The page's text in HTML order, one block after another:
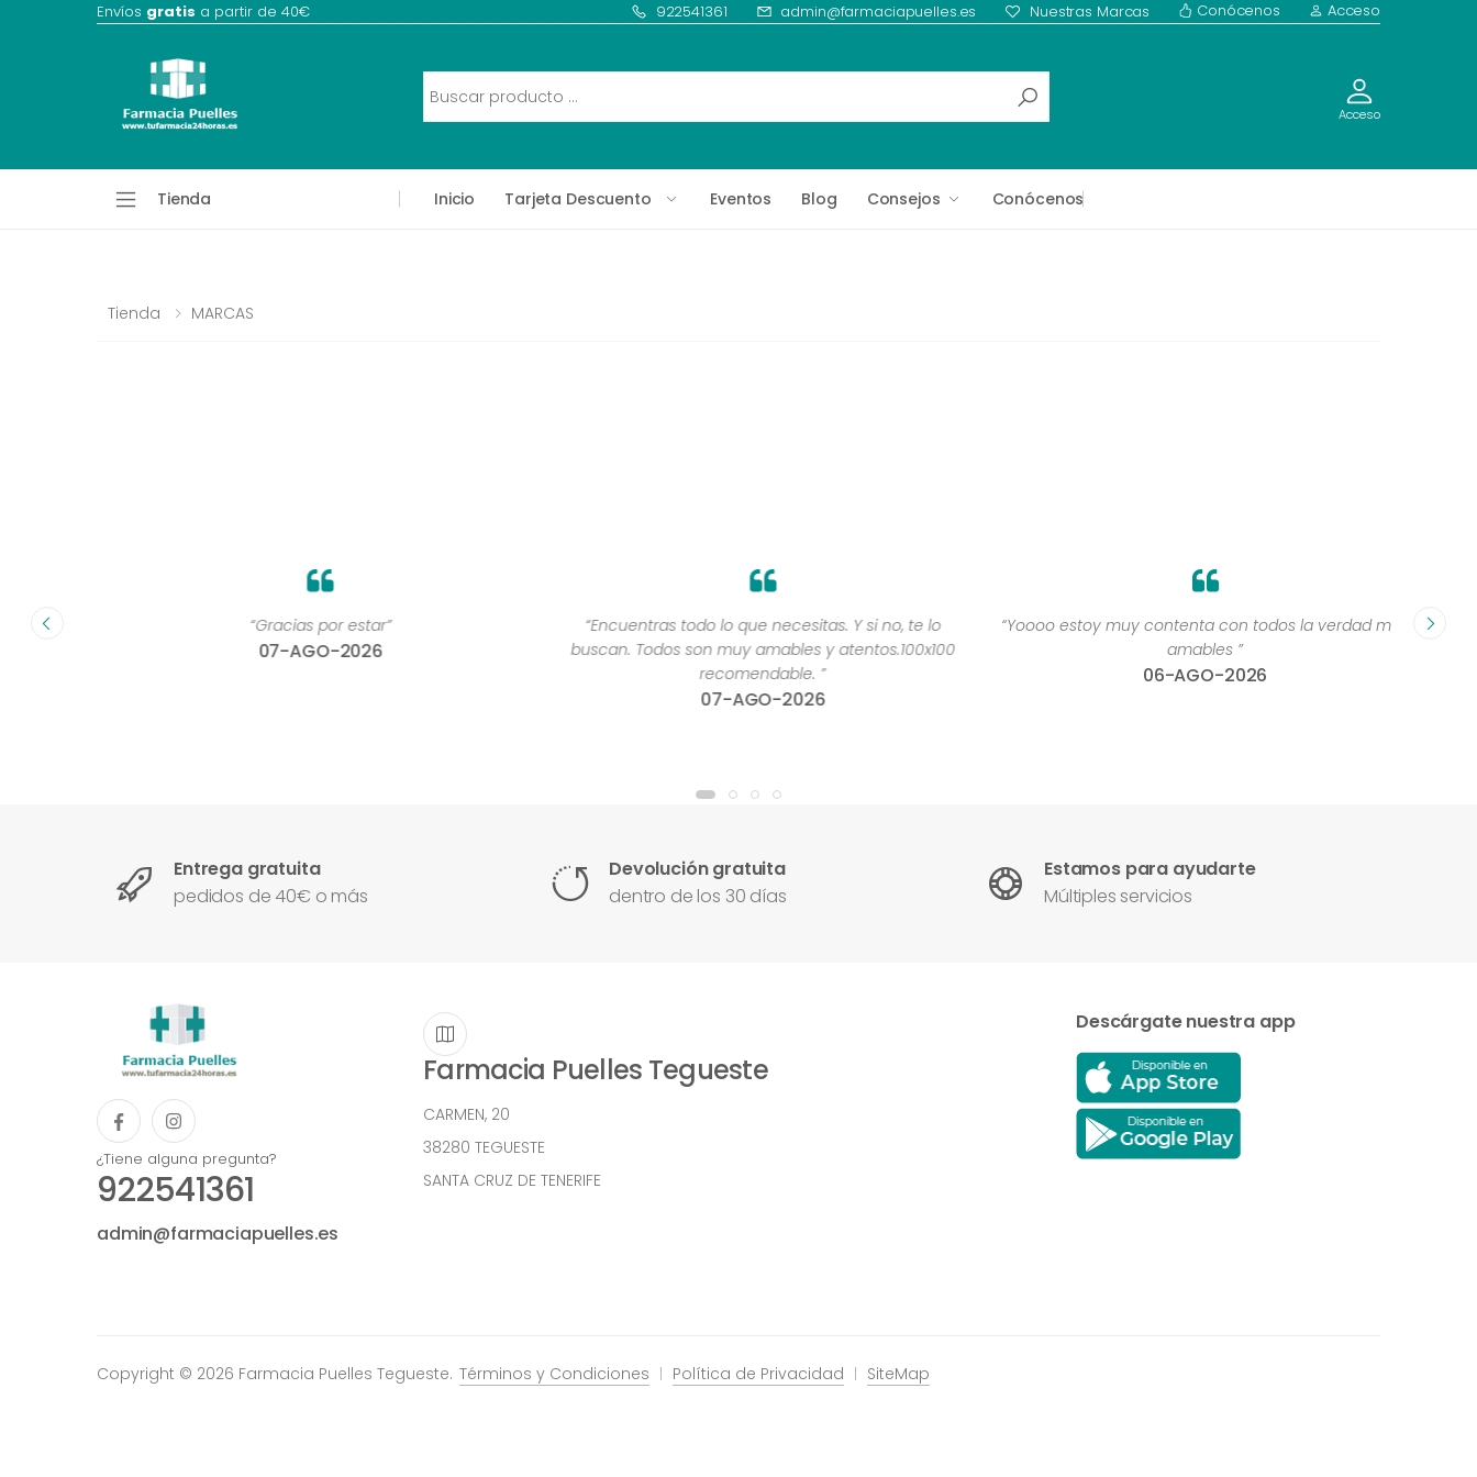
Envíos gratis a partir de 40€ 922541361 admin@farmaciapuelles.es Nuestras Marcas Conócenos Acceso
Acceso
Tienda Inicio Tarjeta Descuento Eventos Blog Consejos Conócenos
Tienda MARCAS
“Gracias por estar”
07-AGO-2026
“Encuentras todo lo que necesitas. Y si no, te lo
buscan. Todos son muy amables y atentos.100x100
recomendable. ”
07-AGO-2026
“Yoooo estoy muy contenta con todos la verdad muy
amables ”
06-AGO-2026
Entrega gratuita
pedidos de 40€ o más
Devolución gratuita
dentro de los 30 días
Estamos para ayudarte
Múltiples servicios
¿Tiene alguna pregunta?
922541361
admin@farmaciapuelles.es
Farmacia Puelles Tegueste
CARMEN, 20
38280 TEGUESTE
SANTA CRUZ DE TENERIFE
Descárgate nuestra app
Copyright © 2026 Farmacia Puelles Tegueste. Términos y Condiciones Política de Privacidad SiteMap